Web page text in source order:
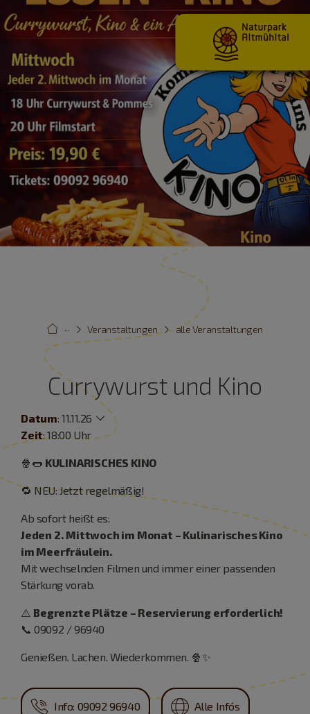
alle Veranstaltungen
Veranstaltungen
···
Currywurst und Kino
Datum:11.11.26
Zeit: 18:00 Uhr
🍿🌭 KULINARISCHES KINO
🔁 NEU: Jetzt regelmäßig!
Ab sofort heißt es:
Jeden 2. Mittwoch im Monat – Kulinarisches Kino
im Meerfräulein.
Mit wechselnden Filmen und immer einer passenden
Stärkung vorab.
⚠️ Begrenzte Plätze – Reservierung erforderlich!
📞 09092 / 96940
Genießen. Lachen. Wiederkommen. 🍿✨
Info: 09092 96940 Alle Info´s